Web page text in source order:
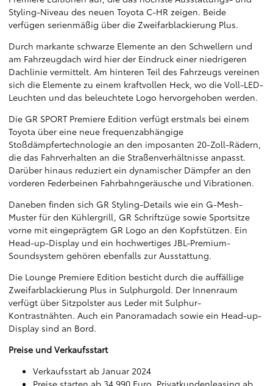
Styling-Niveau des neuen Toyota C-HR zeigen. Beide
verfügen serienmäßig über die Zweifarblackierung Plus.
Durch markante schwarze Elemente an den Schwellern und
am Fahrzeugdach wird hier der Eindruck einer niedrigeren
Dachlinie vermittelt. Am hinteren Teil des Fahrzeugs vereinen
sich die Elemente zu einem kraftvollen Heck, wo die Voll-LED-
Leuchten und das beleuchtete Logo hervorgehoben werden.
Die GR SPORT Premiere Edition verfügt erstmals bei einem
Toyota über eine neue frequenzabhängige
Stoßdämpfertechnologie an den imposanten 20-Zoll-Rädern,
die das Fahrverhalten an die Straßenverhältnisse anpasst.
Darüber hinaus reduziert ein dynamischer Dämpfer an den
vorderen Federbeinen Fahrbahngeräusche und Vibrationen.
Daneben finden sich GR Styling-Details wie ein G-Mesh-
Muster für den Kühlergrill, GR Schriftzüge sowie Sportsitze
vorne mit eingeprägtem GR Logo an den Kopfstützen. Ein
Head-up-Display und ein hochwertiges JBL-Premium-
Soundsystem gehören ebenfalls zur Ausstattung.
Die Lounge Premiere Edition besticht durch die auffällige
Zweifarblackierung Plus in Sulphurgold. Der Innenraum
verfügt über Sitzpolster aus Leder mit Sulphur-
Kontrastnähten. Auch ein Panoramadach sowie ein Head-up-
Display sind an Bord.
Preise und Verkaufsstart
Verkaufsstart ab Januar 2024
Preise starten ab 34.990 Euro, Privatkundenleasing ab